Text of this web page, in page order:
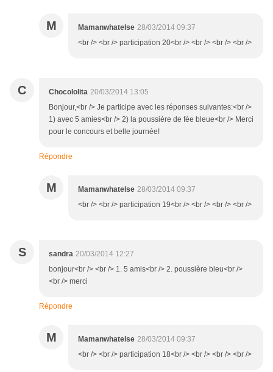
M Mamanwhatelse 28/03/2014 09:37
<br /> <br /> participation 20<br /> <br /> <br /> <br />
C Chocololita 20/03/2014 13:05
Bonjour,<br /> Je participe avec les réponses suivantes:<br />
1) avec 5 amies<br /> 2) la poussière de fée bleue<br /> Merci
pour le concours et belle journée!
Répondre
M Mamanwhatelse 28/03/2014 09:37
<br /> <br /> participation 19<br /> <br /> <br /> <br />
S sandra 20/03/2014 12:27
bonjour<br /> <br /> 1. 5 amis<br /> 2. poussière bleu<br />
<br /> merci
Répondre
M Mamanwhatelse 28/03/2014 09:37
<br /> <br /> participation 18<br /> <br /> <br /> <br />